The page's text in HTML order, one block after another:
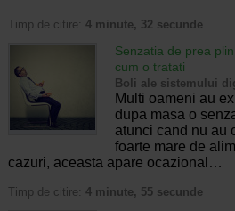
Timp de citire: 4 minute, 32 secunde
Senzatia de prea
cum o tratati
Boli ale sistemului
Multi oameni au
dupa masa o
atunci cand nu au
foarte mare de
cazuri, aceasta apare ocazional…
Timp de citire: 4 minute, 55 secunde